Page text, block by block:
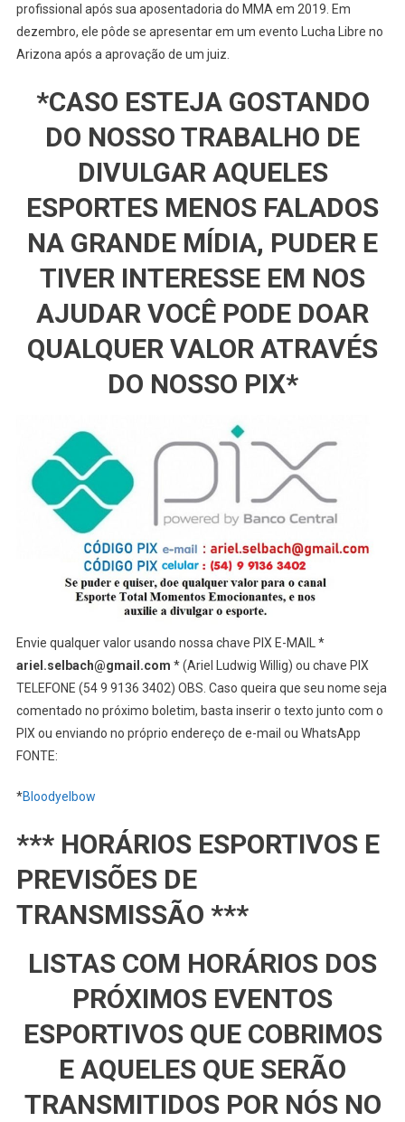
profissional após sua aposentadoria do MMA em 2019. Em
dezembro, ele pôde se apresentar em um evento Lucha Libre no
Arizona após a aprovação de um juiz.
*CASO ESTEJA GOSTANDO
DO NOSSO TRABALHO DE
DIVULGAR AQUELES
ESPORTES MENOS FALADOS
NA GRANDE MÍDIA, PUDER E
TIVER INTERESSE EM NOS
AJUDAR VOCÊ PODE DOAR
QUALQUER VALOR ATRAVÉS
DO NOSSO PIX*
Envie qualquer valor usando nossa chave PIX E-MAIL *
ariel.selbach@gmail.com * (Ariel Ludwig Willig) ou chave PIX
TELEFONE (54 9 9136 3402) OBS. Caso queira que seu nome seja
comentado no próximo boletim, basta inserir o texto junto com o
PIX ou enviando no próprio endereço de e-mail ou WhatsApp
FONTE:
*Bloodyelbow
*** HORÁRIOS ESPORTIVOS E
PREVISÕES DE
TRANSMISSÃO ***
LISTAS COM HORÁRIOS DOS
PRÓXIMOS EVENTOS
ESPORTIVOS QUE COBRIMOS
E AQUELES QUE SERÃO
TRANSMITIDOS POR NÓS NO